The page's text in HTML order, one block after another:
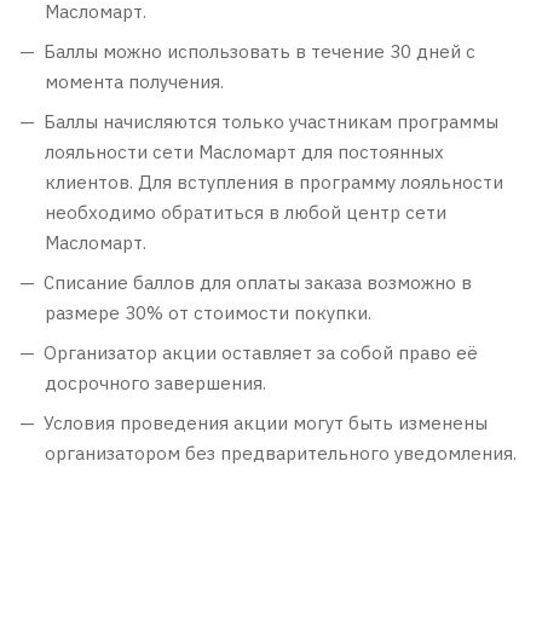
Масломарт.
Баллы можно использовать в течение 30 дней с
момента получения.
Баллы начисляются только участникам программы
лояльности сети Масломарт для постоянных
клиентов. Для вступления в программу лояльности
необходимо обратиться в любой центр сети
Масломарт.
Списание баллов для оплаты заказа возможно в
размере 30% от стоимости покупки.
Организатор акции оставляет за собой право её
досрочного завершения.
Условия проведения акции могут быть изменены
организатором без предварительного уведомления.